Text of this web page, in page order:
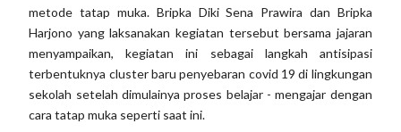
metode tatap muka. Bripka Diki Sena Prawira dan Bripka
Harjono yang laksanakan kegiatan tersebut bersama jajaran
menyampaikan, kegiatan ini sebagai langkah antisipasi
terbentuknya cluster baru penyebaran covid 19 di lingkungan
sekolah setelah dimulainya proses belajar - mengajar dengan
cara tatap muka seperti saat ini.